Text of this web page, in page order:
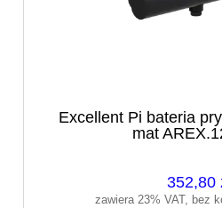
Excellent Pi bateria
mat
352,80
zawiera 23% VAT, bez